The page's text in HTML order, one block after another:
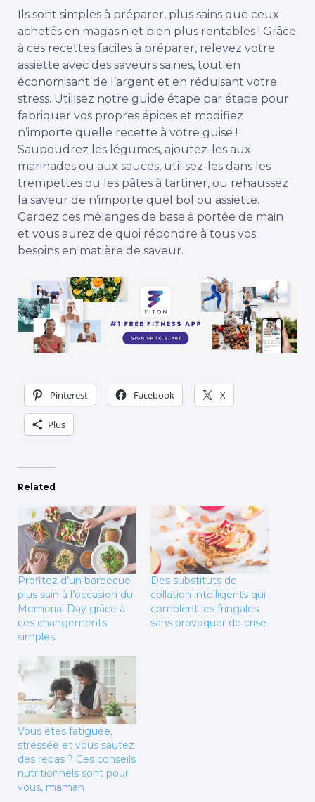
Ils sont simples à préparer, plus sains que ceux
achetés en magasin et bien plus rentables ! Grâce
à ces recettes faciles à préparer, relevez votre
assiette avec des saveurs saines, tout en
économisant de l’argent et en réduisant votre
stress. Utilisez notre guide étape par étape pour
fabriquer vos propres épices et modifiez
n’importe quelle recette à votre guise !
Saupoudrez les légumes, ajoutez-les aux
marinades ou aux sauces, utilisez-les dans les
trempettes ou les pâtes à tartiner, ou rehaussez
la saveur de n’importe quel bol ou assiette.
Gardez ces mélanges de base à portée de main
et vous aurez de quoi répondre à tous vos
besoins en matière de saveur.
Pinterest Facebook X
Plus
Related
Profitez d’un barbecue
plus sain à l’occasion du
Memorial Day grâce à
ces changements
simples.
Des substituts de
collation intelligents qui
comblent les fringales
sans provoquer de crise
Vous êtes fatiguée,
stressée et vous sautez
des repas ? Ces conseils
nutritionnels sont pour
vous, maman